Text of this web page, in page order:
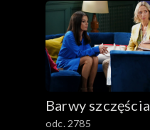
Barwy szczęścia
odc. 2785